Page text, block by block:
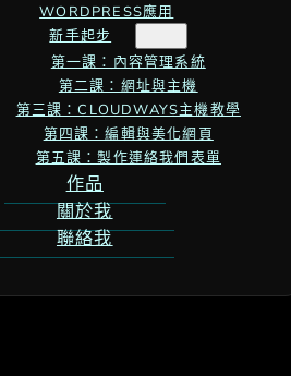
WORDPRESS應用
新手起步
第一課：內容管理系統
第二課：網址與主機
第三課：CLOUDWAYS主機教學
第四課：編輯與美化網頁
第五課：製作連絡我們表單
作品
關於我
聯絡我